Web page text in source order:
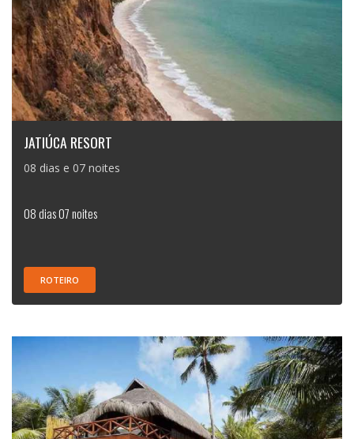
JATIÚCA RESORT
08 dias e 07 noites
08 dias 07 noites
ROTEIRO